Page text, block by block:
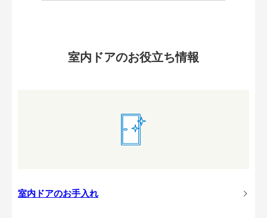
室内ドアのお役立ち情報
室内ドアのお手入れ